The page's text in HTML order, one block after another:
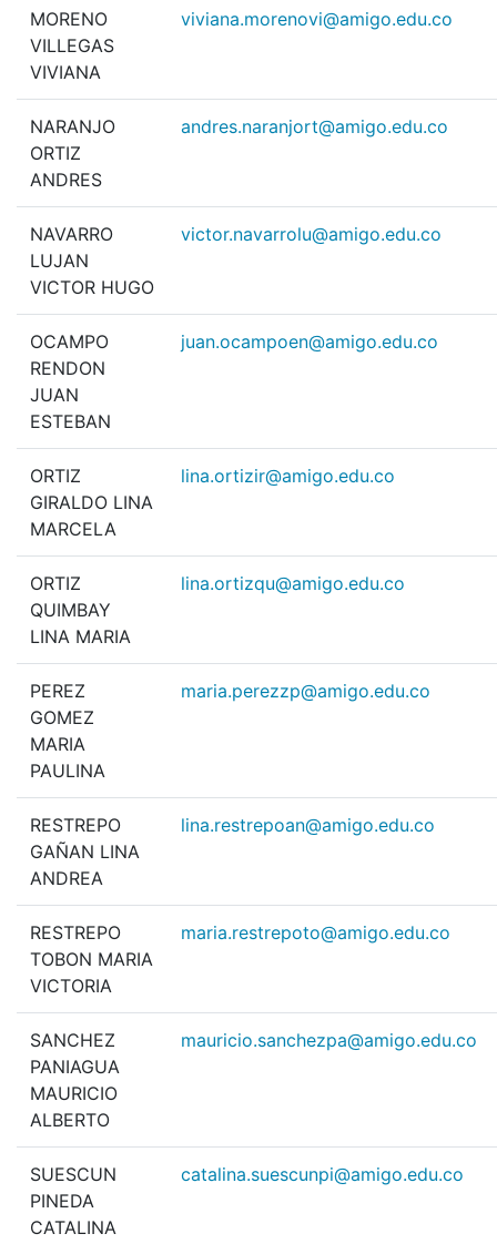
MORENO
VILLEGAS
VIVIANA
viviana.morenovi@amigo.edu.co
NARANJO
ORTIZ
ANDRES
andres.naranjort@amigo.edu.co
NAVARRO
LUJAN
VICTOR HUGO
victor.navarrolu@amigo.edu.co
OCAMPO
RENDON
JUAN
ESTEBAN
juan.ocampoen@amigo.edu.co
ORTIZ
GIRALDO LINA
MARCELA
lina.ortizir@amigo.edu.co
ORTIZ
QUIMBAY
LINA MARIA
lina.ortizqu@amigo.edu.co
PEREZ
GOMEZ
MARIA
PAULINA
maria.perezzp@amigo.edu.co
RESTREPO
GAÑAN LINA
ANDREA
lina.restrepoan@amigo.edu.co
RESTREPO
TOBON MARIA
VICTORIA
maria.restrepoto@amigo.edu.co
SANCHEZ
PANIAGUA
MAURICIO
ALBERTO
mauricio.sanchezpa@amigo.edu.co
SUESCUN
PINEDA
CATALINA
catalina.suescunpi@amigo.edu.co